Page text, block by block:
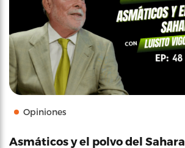
Opiniones
Asmáticos y el polvo del Sahara